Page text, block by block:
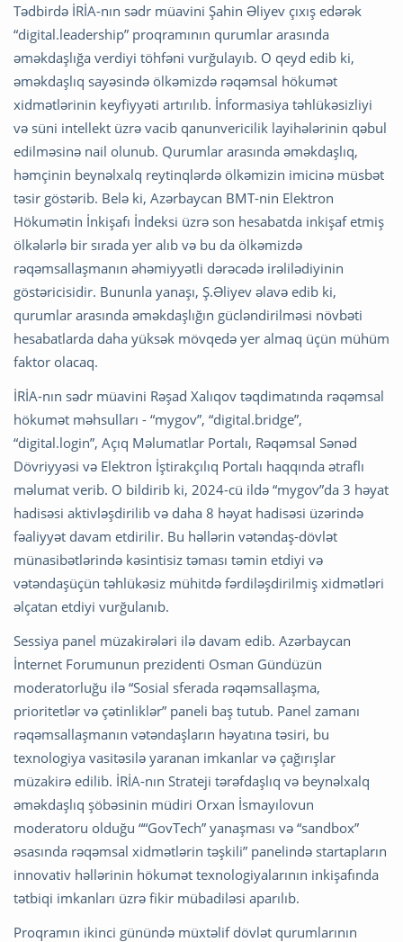
Tədbirdə İRİA-nın sədr müavini Şahin Əliyev çıxış edərək
“digital.leadership” proqramının qurumlar arasında
əməkdaşlığa verdiyi töhfəni vurğulayıb. O qeyd edib ki,
əməkdaşlıq sayəsində ölkəmizdə rəqəmsal hökumət
xidmətlərinin keyfiyyəti artırılıb. İnformasiya təhlükəsizliyi
və süni intellekt üzrə vacib qanunvericilik layihələrinin qəbul
edilməsinə nail olunub. Qurumlar arasında əməkdaşlıq,
həmçinin beynəlxalq reytinqlərdə ölkəmizin imicinə müsbət
təsir göstərib. Belə ki, Azərbaycan BMT-nin Elektron
Hökumətin İnkişafı İndeksi üzrə son hesabatda inkişaf etmiş
ölkələrlə bir sırada yer alıb və bu da ölkəmizdə
rəqəmsallaşmanın əhəmiyyətli dərəcədə irəlilədiyinin
göstəricisidir. Bununla yanaşı, Ş.Əliyev əlavə edib ki,
qurumlar arasında əməkdaşlığın gücləndirilməsi növbəti
hesabatlarda daha yüksək mövqedə yer almaq üçün mühüm
faktor olacaq.
İRİA-nın sədr müavini Rəşad Xalıqov təqdimatında rəqəmsal
hökumət məhsulları - “mygov”, “digital.bridge”,
“digital.login”, Açıq Məlumatlar Portalı, Rəqəmsal Sənəd
Dövriyyəsi və Elektron İştirakçılıq Portalı haqqında ətraflı
məlumat verib. O bildirib ki, 2024-cü ildə “mygov”da 3 həyat
hadisəsi aktivləşdirilib və daha 8 həyat hadisəsi üzərində
fəaliyyət davam etdirilir. Bu həllərin vətəndaş-dövlət
münasibətlərində kəsintisiz təması təmin etdiyi və
vətəndaşüçün təhlükəsiz mühitdə fərdiləşdirilmiş xidmətləri
əlçatan etdiyi vurğulanıb.
Sessiya panel müzakirələri ilə davam edib. Azərbaycan
İnternet Forumunun prezidenti Osman Gündüzün
moderatorluğu ilə “Sosial sferada rəqəmsallaşma,
prioritetlər və çətinliklər” paneli baş tutub. Panel zamanı
rəqəmsallaşmanın vətəndaşların həyatına təsiri, bu
texnologiya vasitəsilə yaranan imkanlar və çağırışlar
müzakirə edilib. İRİA-nın Strateji tərəfdaşlıq və beynəlxalq
əməkdaşlıq şöbəsinin müdiri Orxan İsmayılovun
moderatoru olduğu ““GovTech” yanaşması və “sandbox”
əsasında rəqəmsal xidmətlərin təşkili” panelində startapların
innovativ həllərinin hökumət texnologiyalarının inkişafında
tətbiqi imkanları üzrə fikir mübadiləsi aparılıb.
Proqramın ikinci günündə müxtəlif dövlət qurumlarının